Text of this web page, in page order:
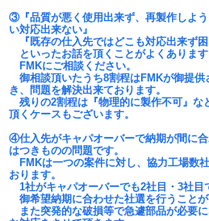
③『品質が悪く使用出来ず、再製作しよ
い対応出来ない』
『既存の仕入先ではどこも対応出来ず困
といったお話を頂くことがよくあります
FMKにご相談ください。
御相談頂いたうち8割程はFMKが御提供
き、問題を解決出来ております。
残りの2割程は『物理的に製作不可』な
頂くケースもございます。
④仕入先がキャパオーバーで納期が間に
はつきものの問題です。
FMKは一つの案件に対し、協力工場数
おります。
1社がキャパオーバーでも2社目・3社目
御希望納期に合わせた社選を行うことが
また突発的な破損等で急遽部品が必要